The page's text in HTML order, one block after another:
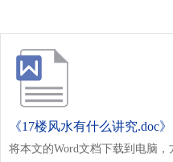
《17楼风水有什么讲究.doc》
将本文的Word文档下载到电脑，